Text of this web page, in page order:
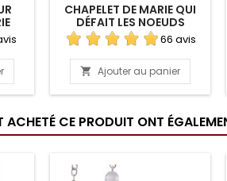
CHAPELET DE MARIE QUI
DÉFAIT LES NOEUDS
(ORIGINAL)66 avis
 Ajouter au panier
ACHETÉ CE PRODUIT ONT